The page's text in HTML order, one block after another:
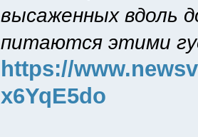
высаженных вдоль
питаются этими
https://
x6YqE5do